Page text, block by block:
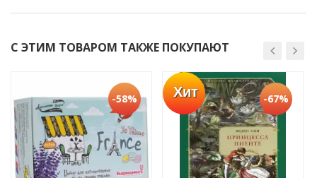
С ЭТИМ ТОВАРОМ ТАКЖЕ ПОКУПАЮТ
-58% Хит -67%